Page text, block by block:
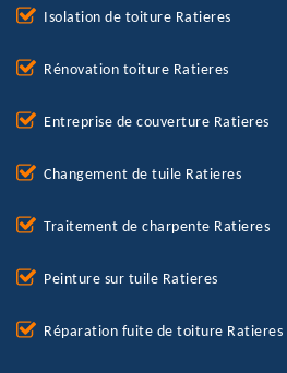
Isolation de toiture Ratieres
Rénovation toiture Ratieres
Entreprise de couverture Ratieres
Changement de tuile Ratieres
Traitement de charpente Ratieres
Peinture sur tuile Ratieres
Réparation fuite de toiture Ratieres